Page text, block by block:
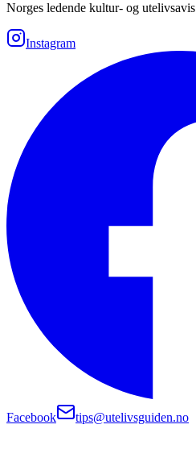
Norges ledende kultur- og utelivsavis
Instagram
Facebook tips@utelivsguiden.no